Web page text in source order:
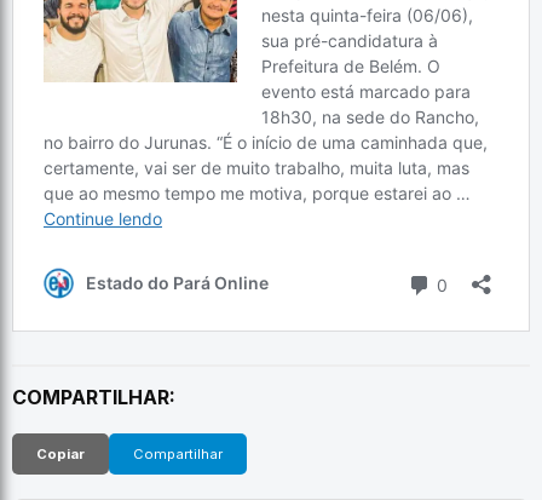
COMPARTILHAR:
Copiar Compartilhar